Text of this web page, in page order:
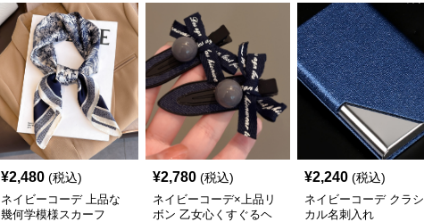
¥2,480 (税込)
ネイビーコーデ 上品な
幾何学模様スカーフ
¥2,780 (税込)
ネイビーコーデ×上品リ
ボン 乙女心くすぐるヘ
¥2,240 (税込)
ネイビーコーデ クラシ
カル名刺入れ